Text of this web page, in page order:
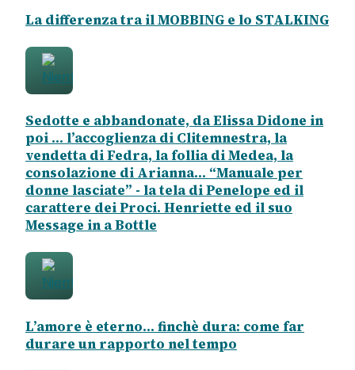
La differenza tra il MOBBING e lo STALKING
Sedotte e abbandonate, da Elissa Didone in
poi ... l’accoglienza di Clitemnestra, la
vendetta di Fedra, la follia di Medea, la
consolazione di Arianna... “Manuale per
donne lasciate” - la tela di Penelope ed il
carattere dei Proci. Henriette ed il suo
Message in a Bottle
L’amore è eterno... finchè dura: come far
durare un rapporto nel tempo